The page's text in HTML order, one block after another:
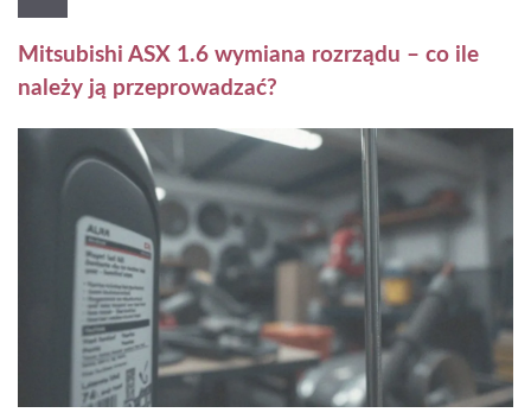
Mitsubishi ASX 1.6 wymiana rozrządu – co ile
należy ją przeprowadzać?